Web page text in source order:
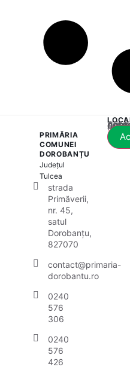
PRIMĂRIA
COMUNEI
DOROBANȚU
Județul
Tulcea
strada
Primăverii,
nr. 45,
satul
Dorobanțu,
827070
contact@primaria-
dorobantu.ro
0240
576
306
0240
576
426
Acest conținut este blocat până când acceptați categoria corespunzătoare de cookie-uri.